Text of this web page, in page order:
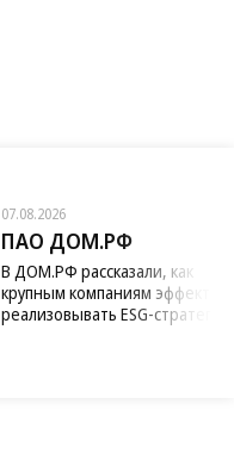
07.08.2026
ПАО ДОМ.РФ
В ДОМ.РФ рассказали, как
крупным компаниям
реализовывать ESG-стратегию